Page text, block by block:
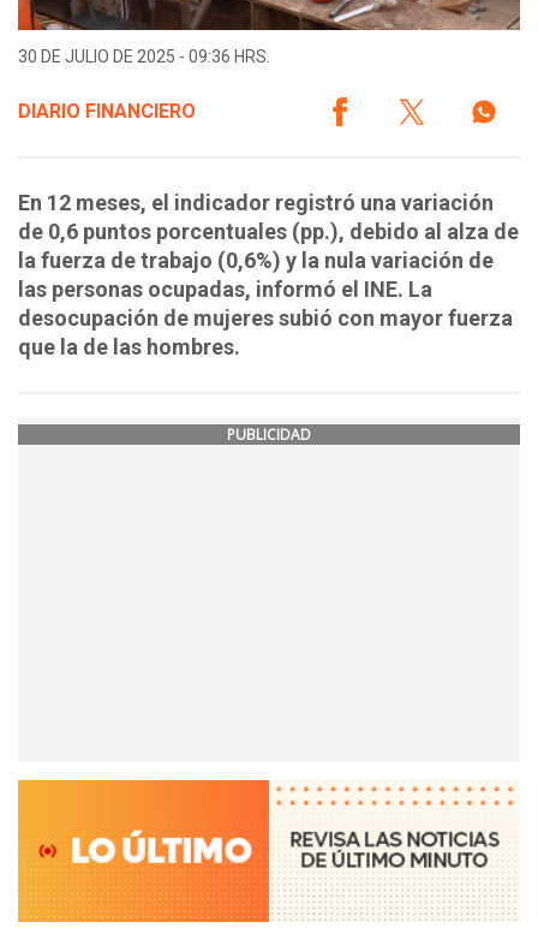
30 DE JULIO DE 2025 - 09:36 HRS.
DIARIO FINANCIERO
En 12 meses, el indicador registró una variación
de 0,6 puntos porcentuales (pp.), debido al alza de
la fuerza de trabajo (0,6%) y la nula variación de
las personas ocupadas, informó el INE. La
desocupación de mujeres subió con mayor fuerza
que la de las hombres.
PUBLICIDAD